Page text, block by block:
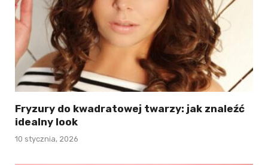
Fryzury do kwadratowej twarzy: jak znaleźć
idealny look
10 stycznia, 2026